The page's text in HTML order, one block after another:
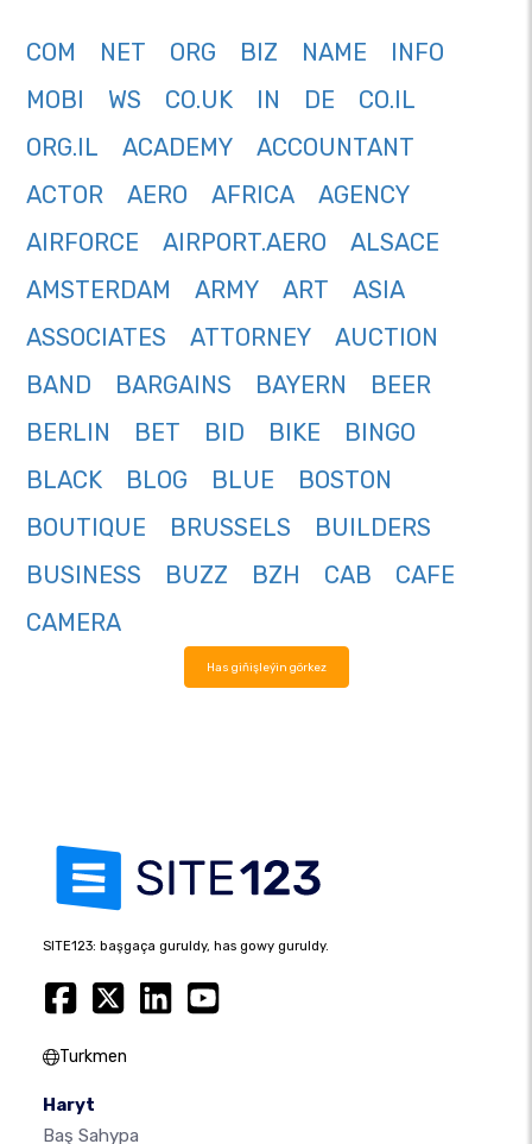
COM NET ORG BIZ NAME
INFO
MOBI
WS CO.UK IN DE
CO.IL
ORG.IL
ACADEMY
ACCOUNTANT
ACTOR
AERO AFRICA
AGENCY
AIRFORCE
AIRPORT.AERO
ALSACE
AMSTERDAM
ARMY ART
ASIA
ASSOCIATES
ATTORNEY
AUCTION
BAND
BARGAINS BAYERN
BEER
BERLIN
BET BID BIKE
BINGO
BLACK
BLOG BLUE
BOSTON
BOUTIQUE
BRUSSELS
BUILDERS
BUSINESS
BUZZ BZH CAB
CAFE
CAMERA
Has giňişleýin görkez
SITE123: başgaça guruldy, has gowy guruldy.
Turkmen
Haryt
Baş Sahypa